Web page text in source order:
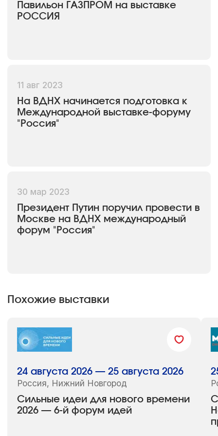
Павильон ГАЗПРОМ на выставке
РОССИЯ
11 авг 2023
На ВДНХ начинается подготовка к
Международной выставке-форуму
"Россия"
30 мар 2023
Президент Путин поручил провести в
Москве на ВДНХ международный
форум "Россия"
Похожие выставки
Сильные идеи для нового времени
2026 — 6-й форум идей
24 августа 2026 — 25 августа 2026
Россия, Нижний Новгород